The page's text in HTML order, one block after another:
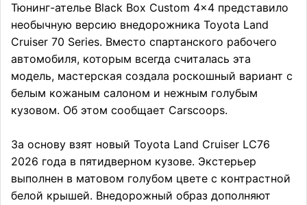
Тюнинг-ателье Black Box Custom 4×4 представило
необычную версию внедорожника Toyota Land
Cruiser 70 Series. Вместо спартанского рабочего
автомобиля, которым всегда считалась эта
модель, мастерская создала роскошный вариант с
белым кожаным салоном и нежным голубым
кузовом. Об этом сообщает Carscoops.
За основу взят новый Toyota Land Cruiser LC76
2026 года в пятидверном кузове. Экстерьер
выполнен в матовом голубом цвете с контрастной
белой крышей. Внедорожный образ дополняют